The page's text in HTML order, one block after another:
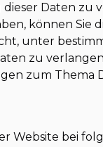
Daten zu
können Sie
unter
zu
zum Thema
Website bei